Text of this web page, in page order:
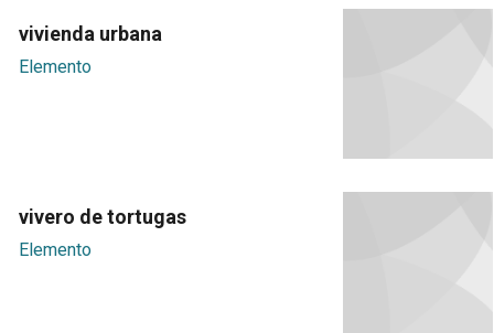
vivienda urbana
Elemento
vivero de tortugas
Elemento